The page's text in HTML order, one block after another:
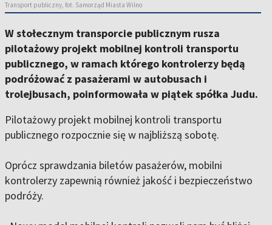
Transport publiczny, fot. Samorząd Miasta Wilno
W stołecznym transporcie publicznym rusza
pilotażowy projekt mobilnej kontroli transportu
publicznego, w ramach którego kontrolerzy będą
podróżować z pasażerami w autobusach i
trolejbusach, poinformowała w piątek spółka Judu.
Pilotażowy projekt mobilnej kontroli transportu
publicznego rozpocznie się w najbliższą sobotę.
Oprócz sprawdzania biletów pasażerów, mobilni
kontrolerzy zapewnią również jakość i bezpieczeństwo
podróży.